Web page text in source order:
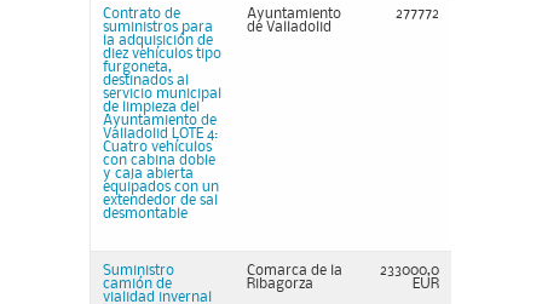
Contrato de
suministros para
la adquisición de
diez vehículos tipo
furgoneta,
destinados al
servicio municipal
de limpieza del
Ayuntamiento de
Valladolid LOTE 4:
Cuatro vehículos
con cabina doble
y caja abierta
equipados con un
extendedor de sal
desmontable
Ayuntamiento
de Valladolid
277772
Suministro
camión de
vialidad invernal
Comarca de la
Ribagorza
233000,0
EUR